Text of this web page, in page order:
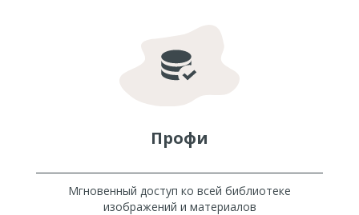
Профи
Мгновенный доступ ко всей библиотеке
изображений и материалов